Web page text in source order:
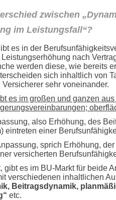
zwischen
im Leistungsfall“?
es in der
Leistungserhöhung nach
werden diese, wie bereits
sich inhaltlich von
sehr voneinander.
es im großen und ganzen
also Erhöhung, des
eintreten einer
sprich Erhöhung,
versicherten
gibt es im BU-Markt für beide
verschiedenen inhaltlichen
Beitragsdynamik,
etc.